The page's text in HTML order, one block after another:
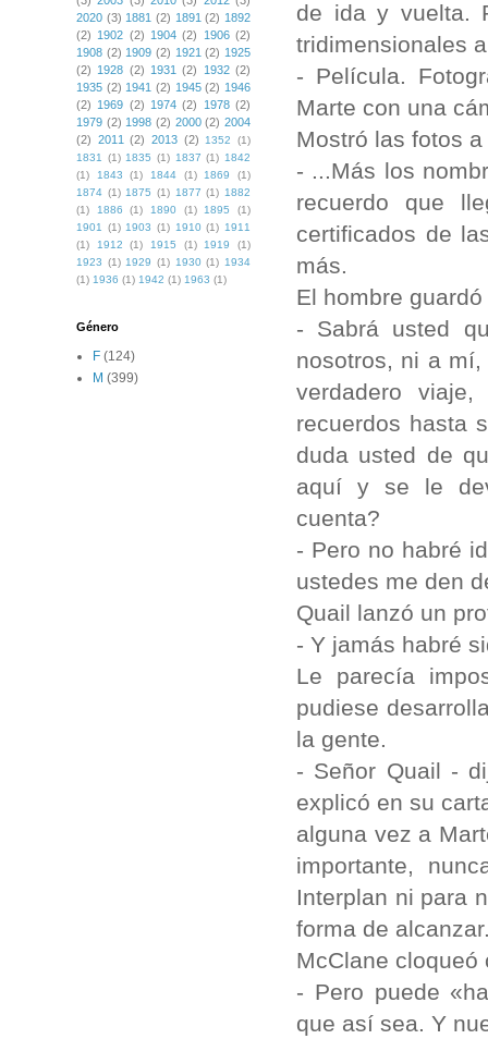
de ida y vuelta.
tridimensionales
- Película.
Marte con una
Mostró las fotos
- ...Más los
recuerdo que
certificados de
más.
El hombre
- Sabrá usted
nosotros, ni a
verdadero
recuerdos hasta
duda usted de
aquí y se le
cuenta?
- Pero no habré
ustedes me den
Quail lanzó un
- Y jamás habré
Le parecía
pudiese
la gente.
- Señor Quail -
explicó en su
alguna vez a
importante,
Interplan ni para
forma de
McClane cloqueó
- Pero puede
que así sea. Y
2020 (3) 1881 (2) 1891 (2) 1892
(2) 1902 (2) 1904 (2) 1906 (2)
1908 (2) 1909 (2) 1921 (2) 1925
(2) 1928 (2) 1931 (2) 1932 (2)
1935 (2) 1941 (2) 1945 (2) 1946
(2) 1969 (2) 1974 (2) 1978 (2)
1979 (2) 1998 (2) 2000 (2) 2004
(2) 2011 (2) 2013 (2) 1352
(1)
1831 (1) 1835 (1) 1837 (1) 1842
(1)
1843 (1) 1844 (1) 1869
(1)
1874 (1) 1875 (1) 1877 (1) 1882
(1)
1886 (1) 1890 (1) 1895
(1)
1901 (1) 1903 (1) 1910 (1) 1911
(1)
1912 (1) 1915 (1) 1919
(1)
1923 (1) 1929 (1) 1930 (1) 1934
(1) 1936 (1) 1942 (1) 1963 (1)
Género
F (124)
M (399)